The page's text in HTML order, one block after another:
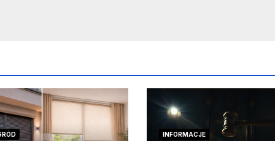
INFORMACJE